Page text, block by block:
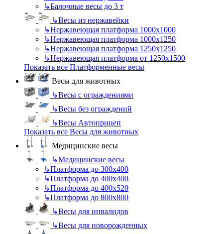
↳Балочные весы до 3 т
↳Весы из нержавейки
↳Нержавеющая платформа 1000х1000
↳Нержавеющая платформа 1000х1250
↳Нержавеющая платформа 1250х1250
↳Нержавеющая платформа от 1250х1500
Показать все Платформенные весы
Весы для животных
↳Весы с ограждениями
↳Весы без ограждений
↳Весы Автоприцеп
Показать все Весы для животных
Медицинские весы
↳Медицинские весы
↳Платформа до 300х400
↳Платформа до 400х400
↳Платформа до 400х520
↳Платформа до 800х800
↳Весы для инвалидов
↳Весы для новорожденных